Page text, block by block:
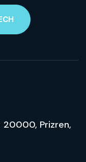
20000, Prizren,